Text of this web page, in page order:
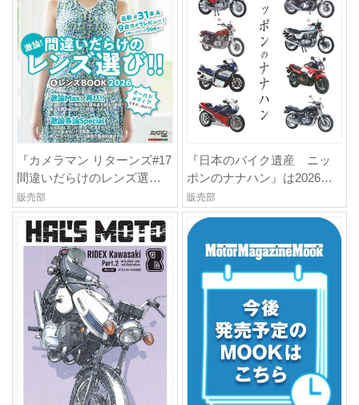
『カメラマン リターンズ#17
間違いだらけのレンズ選び!!
& レンズBOOK 2026』は
2026年7月23日発売
販売部
『日本のバイク遺産 ニッ
ポンのナナハン』は2026年7
月2日発売
販売部